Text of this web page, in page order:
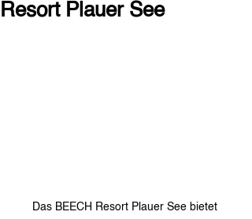
Resort Plauer See
Das BEECH Resort Plauer See bietet